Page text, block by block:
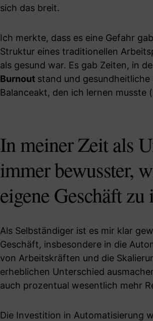
sich das breit.
Ich merkte, dass es eine Gefahr
Struktur eines traditionellen
als gesund war. Es gab Zeiten, in
Burnout stand und
Balanceakt, den ich lernen musste
In meiner Zeit als
immer bewusster,
eigene Geschäft zu
Als Selbständiger ist es mir klar
Geschäft, insbesondere in die
von Arbeitskräften und die
erheblichen Unterschied
auch prozentual wesentlich mehr
Die Investition in Automatisierung